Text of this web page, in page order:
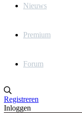
Nieuws
Premium
Forum
Registreren
Inloggen